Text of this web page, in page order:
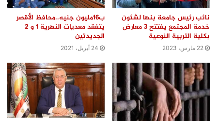
نائب رئيس جامعة بنها لشئون
خدمة المجتمع يفتتح 3 معارض
بكلية التربية النوعية
22 مارس، 2023
ب16مليون جنيه..محافظ الأقصر
يتفقد معديات النهرية 1 و 2
الجديدتين
24 أبريل، 2021